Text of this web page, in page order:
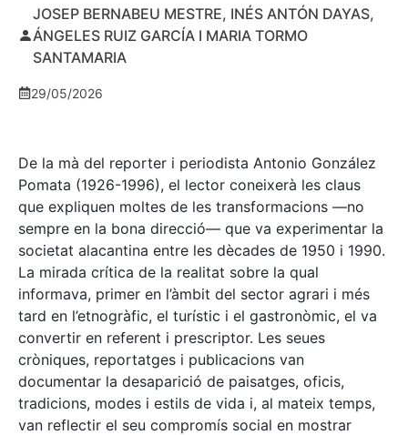
JOSEP BERNABEU MESTRE, INÉS ANTÓN DAYAS,
ÁNGELES RUIZ GARCÍA I MARIA TORMO
SANTAMARIA
29/05/2026
De la mà del reporter i periodista Antonio González
Pomata (1926-1996), el lector coneixerà les claus
que expliquen moltes de les transformacions —no
sempre en la bona direcció— que va experimentar la
societat alacantina entre les dècades de 1950 i 1990.
La mirada crítica de la realitat sobre la qual
informava, primer en l’àmbit del sector agrari i més
tard en l’etnogràfic, el turístic i el gastronòmic, el va
convertir en referent i prescriptor. Les seues
cròniques, reportatges i publicacions van
documentar la desaparició de paisatges, oficis,
tradicions, modes i estils de vida i, al mateix temps,
van reflectir el seu compromís social en mostrar